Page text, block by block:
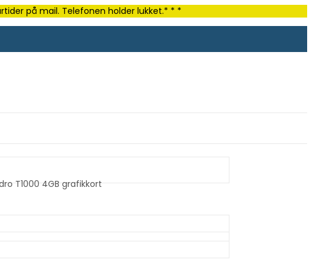
på mail. Telefonen holder lukket.* * *
T1000 4GB grafikkort